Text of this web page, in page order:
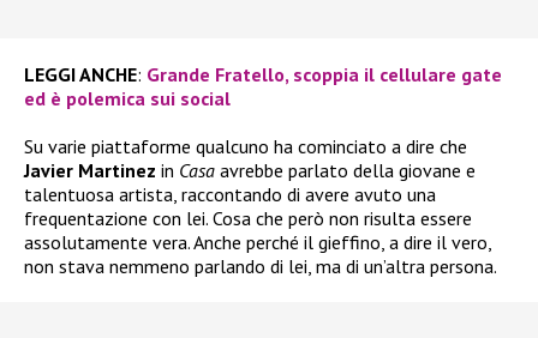
LEGGI ANCHE: Grande Fratello, scoppia il cellulare gate
ed è polemica sui social
Su varie piattaforme qualcuno ha cominciato a dire che
Javier Martinez in Casa avrebbe parlato della giovane e
talentuosa artista, raccontando di avere avuto una
frequentazione con lei. Cosa che però non risulta essere
assolutamente vera. Anche perché il gieffino, a dire il vero,
non stava nemmeno parlando di lei, ma di un’altra persona.